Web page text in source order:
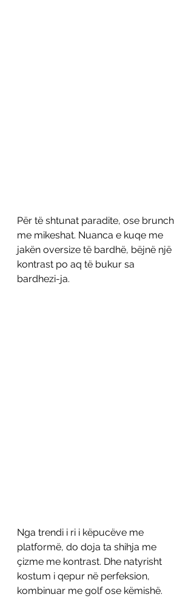
Për të shtunat paradite, ose brunch
me mikeshat. Nuanca e kuqe me
jakën oversize të bardhë, bëjnë një
kontrast po aq të bukur sa
bardhezi-ja.
Nga trendi i ri i këpucëve me
platformë, do doja ta shihja me
çizme me kontrast. Dhe natyrisht
kostum i qepur në perfeksion,
kombinuar me golf ose këmishë.